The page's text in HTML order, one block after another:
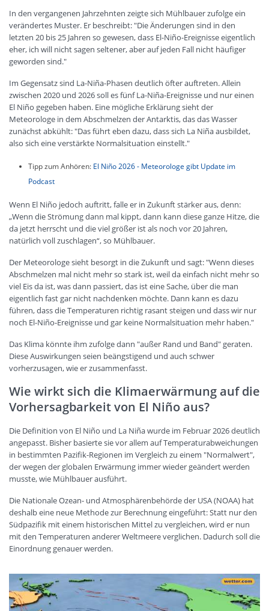
In den vergangenen Jahrzehnten zeigte sich Mühlbauer zufolge ein
verändertes Muster. Er beschreibt: "Die Änderungen sind in den
letzten 20 bis 25 Jahren so gewesen, dass El-Niño-Ereignisse eigentlich
eher, ich will nicht sagen seltener, aber auf jeden Fall nicht häufiger
geworden sind."
Im Gegensatz sind La-Niña-Phasen deutlich öfter auftreten. Allein
zwischen 2020 und 2026 soll es fünf La-Niña-Ereignisse und nur einen
El Niño gegeben haben. Eine mögliche Erklärung sieht der
Meteorologe in dem Abschmelzen der Antarktis, das das Wasser
zunächst abkühlt: "Das führt eben dazu, dass sich La Niña ausbildet,
also sich eine verstärkte Normalsituation einstellt."
Tipp zum Anhören: El Niño 2026 - Meteorologe gibt Update im
Podcast
Wenn El Niño jedoch auftritt, falle er in Zukunft stärker aus, denn:
„Wenn die Strömung dann mal kippt, dann kann diese ganze Hitze, die
da jetzt herrscht und die viel größer ist als noch vor 20 Jahren,
natürlich voll zuschlagen“, so Mühlbauer.
Der Meteorologe sieht besorgt in die Zukunft und sagt: "Wenn dieses
Abschmelzen mal nicht mehr so stark ist, weil da einfach nicht mehr so
viel Eis da ist, was dann passiert, das ist eine Sache, über die man
eigentlich fast gar nicht nachdenken möchte. Dann kann es dazu
führen, dass die Temperaturen richtig rasant steigen und dass wir nur
noch El-Niño-Ereignisse und gar keine Normalsituation mehr haben."
Das Klima könnte ihm zufolge dann "außer Rand und Band" geraten.
Diese Auswirkungen seien beängstigend und auch schwer
vorherzusagen, wie er zusammenfasst.
Wie wirkt sich die Klimaerwärmung auf die
Vorhersagbarkeit von El Niño aus?
Die Definition von El Niño und La Niña wurde im Februar 2026 deutlich
angepasst. Bisher basierte sie vor allem auf Temperaturabweichungen
in bestimmten Pazifik-Regionen im Vergleich zu einem "Normalwert",
der wegen der globalen Erwärmung immer wieder geändert werden
musste, wie Mühlbauer ausführt.
Die Nationale Ozean- und Atmosphärenbehörde der USA (NOAA) hat
deshalb eine neue Methode zur Berechnung eingeführt: Statt nur den
Südpazifik mit einem historischen Mittel zu vergleichen, wird er nun
mit den Temperaturen anderer Weltmeere verglichen. Dadurch soll die
Einordnung genauer werden.